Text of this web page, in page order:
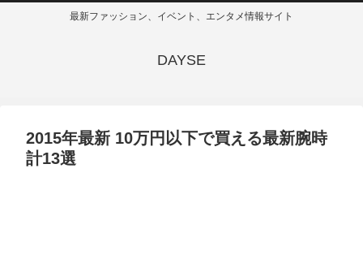
最新ファッション、イベント、エンタメ情報サイト
DAYSE
2015年最新 10万円以下で買える最新腕時
計13選